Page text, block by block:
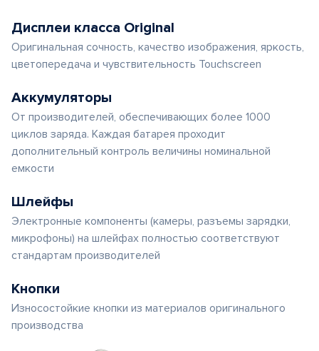
Дисплеи класса Original
Оригинальная сочность, качество изображения, яркость,
цветопередача и чувствительность Touchscreen
Аккумуляторы
От производителей, обеспечивающих более 1000
циклов заряда. Каждая батарея проходит
дополнительный контроль величины номинальной
емкости
Шлейфы
Электронные компоненты (камеры, разъемы зарядки,
микрофоны) на шлейфах полностью соответствуют
стандартам производителей
Кнопки
Износостойкие кнопки из материалов оригинального
производства